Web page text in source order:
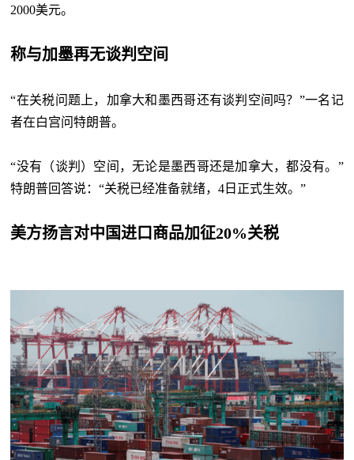
2000美元。
称与加墨再无谈判空间
“在关税问题上，加拿大和墨西哥还有谈判空间吗？”一名记
者在白宫问特朗普。
“没有（谈判）空间，无论是墨西哥还是加拿大，都没有。”
特朗普回答说：“关税已经准备就绪，4日正式生效。”
美方扬言对中国进口商品加征20%关税